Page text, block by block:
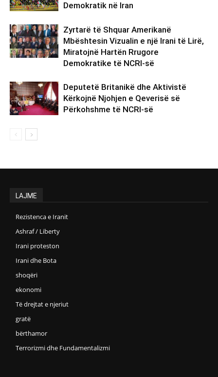
Demokratik në Iran
Zyrtarë të Shquar Amerikanë
Mbështesin Vizualin e një Irani të Lirë,
Miratojnë Hartën Rrugore
Demokratike të NCRI-së
Deputetë Britanikë dhe Aktivistë
Kërkojnë Njohjen e Qeverisë së
Përkohshme të NCRI-së
LAJME
Rezistenca e Iranit
Ashraf / Liberty
Irani proteston
Irani dhe Bota
shoqëri
ekonomi
Të drejtat e njeriut
gratë
bërthamor
Terrorizmi dhe Fundamentalizmi